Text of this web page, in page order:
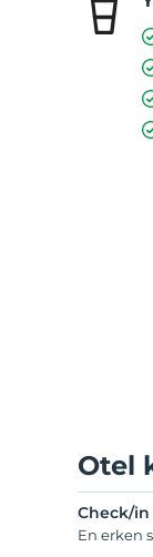
Otel
Check/in
En erken